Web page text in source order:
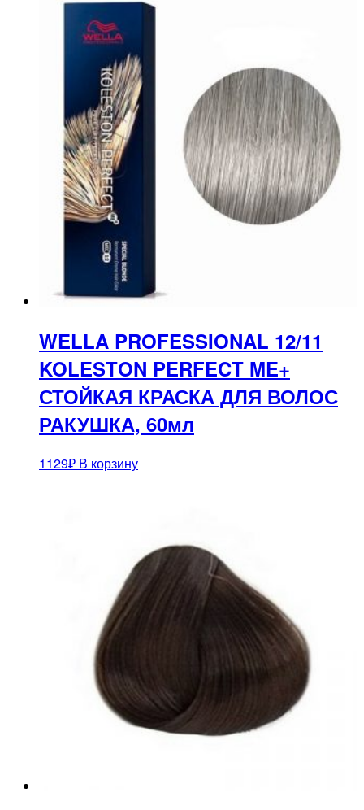
WELLA PROFESSIONAL 12/11
KOLESTON PERFECT ME+
СТОЙКАЯ КРАСКА ДЛЯ ВОЛОС
РАКУШКА, 60мл
1129₽ В корзину